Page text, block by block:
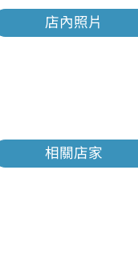
店內照片
相關店家